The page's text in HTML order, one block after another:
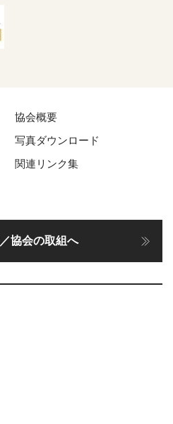
協会概要
写真ダウンロード
関連リンク集
協会の取組へ